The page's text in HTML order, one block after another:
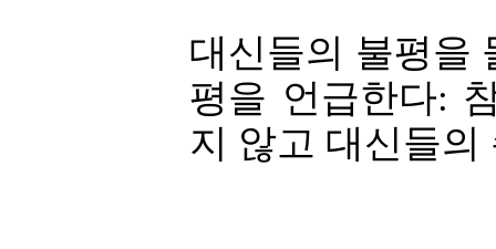
대신들의 불평을
평을 언급한다:
지 않고 대신들의